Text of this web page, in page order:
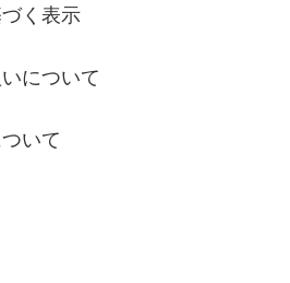
く表示
について
いて